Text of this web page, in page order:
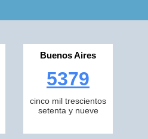
Buenos Aires
5379
cinco mil trescientos
setenta y nueve